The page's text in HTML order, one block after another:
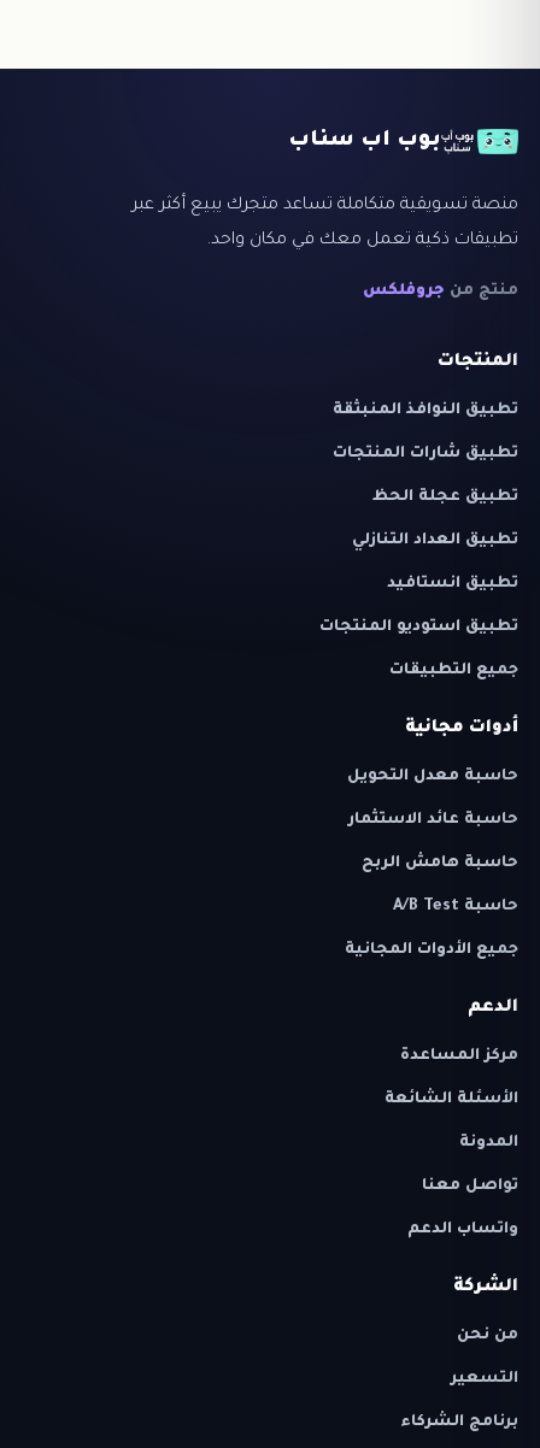
بوب اب سناب
منصة تسويقية متكاملة تساعد متجرك يبيع أكثر عبر
تطبيقات ذكية تعمل معك في مكان واحد.
منتج من جروفلكس
المنتجات
تطبيق النوافذ المنبثقة
تطبيق شارات المنتجات
تطبيق عجلة الحظ
تطبيق العداد التنازلي
تطبيق انستافيد
تطبيق استوديو المنتجات
جميع التطبيقات
أدوات مجانية
حاسبة معدل التحويل
حاسبة عائد الاستثمار
حاسبة هامش الربح
حاسبة A/B Test
جميع الأدوات المجانية
الدعم
مركز المساعدة
الأسئلة الشائعة
المدونة
تواصل معنا
واتساب الدعم
الشركة
من نحن
التسعير
برنامج الشركاء